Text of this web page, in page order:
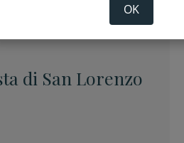
di San Lorenzo
OK